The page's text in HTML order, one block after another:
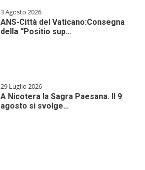
3 Agosto 2026
ANS-Città del Vaticano:Consegna
della “Positio sup…
29 Luglio 2026
A Nicotera la Sagra Paesana. Il 9
agosto si svolge…